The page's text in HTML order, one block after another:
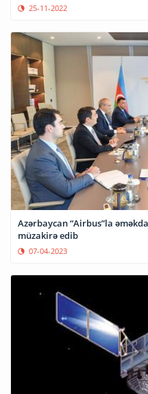
25-11-2022
Azərbaycan “Airbus”la
müzakirə edib
07-04-2023